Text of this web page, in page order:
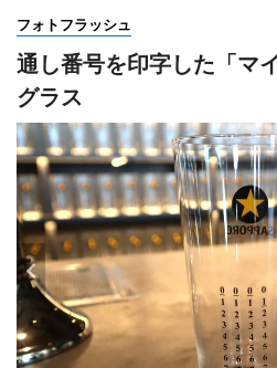
フォトフラッシュ
通し番号を印字した「マ
グラス